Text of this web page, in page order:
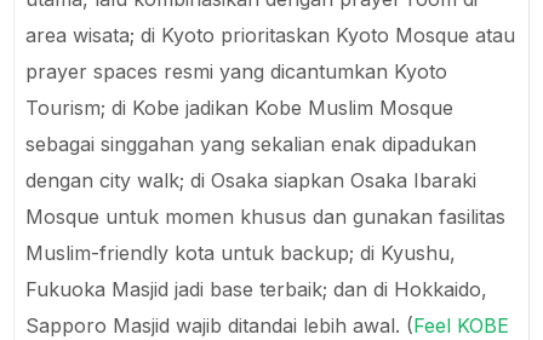
area wisata; di Kyoto prioritaskan Kyoto Mosque atau
prayer spaces resmi yang dicantumkan Kyoto
Tourism; di Kobe jadikan Kobe Muslim Mosque
sebagai singgahan yang sekalian enak dipadukan
dengan city walk; di Osaka siapkan Osaka Ibaraki
Mosque untuk momen khusus dan gunakan fasilitas
Muslim-friendly kota untuk backup; di Kyushu,
Fukuoka Masjid jadi base terbaik; dan di Hokkaido,
Sapporo Masjid wajib ditandai lebih awal. (Feel KOBE